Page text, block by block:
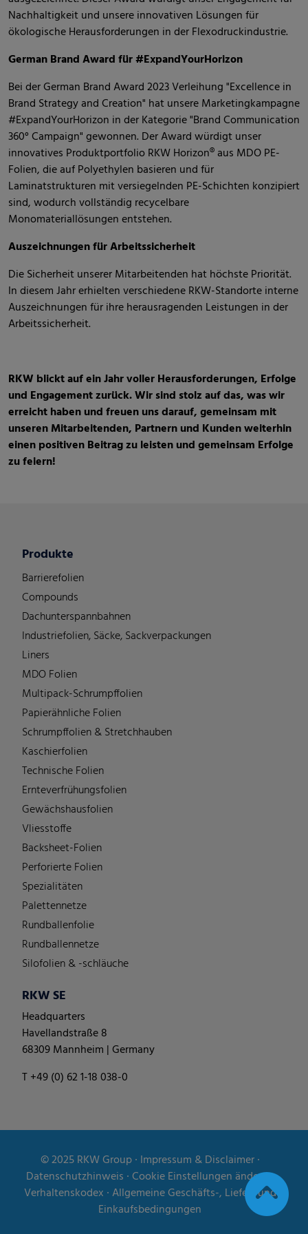
Nachhaltigkeit und unsere innovativen Lösungen für
ökologische Herausforderungen in der Flexodruckindustrie.
German Brand Award für #ExpandYourHorizon
Bei der German Brand Award 2023 Verleihung "Excellence in
Brand Strategy and Creation" hat unsere Marketingkampagne
#ExpandYourHorizon in der Kategorie "Brand Communication
360° Campaign" gewonnen. Der Award würdigt unser
innovatives Produktportfolio RKW Horizon® aus MDO PE-
Folien, die auf Polyethylen basieren und für
Laminatstrukturen mit versiegelnden PE-Schichten konzipiert
sind, wodurch vollständig recycelbare
Monomateriallösungen entstehen.
Auszeichnungen für Arbeitssicherheit
Die Sicherheit unserer Mitarbeitenden hat höchste Priorität.
In diesem Jahr erhielten verschiedene RKW-Standorte interne
Auszeichnungen für ihre herausragenden Leistungen in der
Arbeitssicherheit.
RKW blickt auf ein Jahr voller Herausforderungen, Erfolge
und Engagement zurück. Wir sind stolz auf das, was wir
erreicht haben und freuen uns darauf, gemeinsam mit
unseren Mitarbeitenden, Partnern und Kunden weiterhin
einen positiven Beitrag zu leisten und gemeinsam Erfolge
zu feiern!
Produkte
Barrierefolien
Compounds
Dachunterspannbahnen
Industriefolien, Säcke, Sackverpackungen
Liners
MDO Folien
Multipack-Schrumpffolien
Papierähnliche Folien
Schrumpffolien & Stretchhauben
Kaschierfolien
Technische Folien
Ernteverfrühungsfolien
Gewächshausfolien
Vliesstoffe
Backsheet-Folien
Perforierte Folien
Spezialitäten
Palettennetze
Rundballenfolie
Rundballennetze
Silofolien & -schläuche
RKW SE
Headquarters
Havellandstraße 8
68309 Mannheim | Germany
T +49 (0) 62 1-18 038-0
© 2025RKW Group∙ Impressum & Disclaimer∙
Datenschutzhinweis ∙Cookie Einstellungen ändern∙
Verhaltenskodex ∙Allgemeine Geschäfts-, Liefer- und
Einkaufsbedingungen